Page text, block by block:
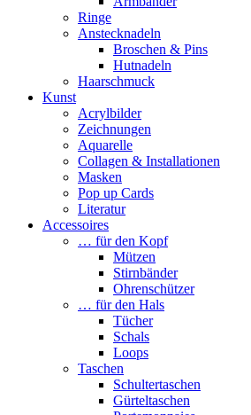
Ringe
Anstecknadeln
Broschen & Pins
Hutnadeln
Haarschmuck
Kunst
Acrylbilder
Zeichnungen
Aquarelle
Collagen & Installationen
Masken
Pop up Cards
Literatur
Accessoires
… für den Kopf
Mützen
Stirnbänder
Ohrenschützer
… für den Hals
Tücher
Schals
Loops
Taschen
Schultertaschen
Gürteltaschen